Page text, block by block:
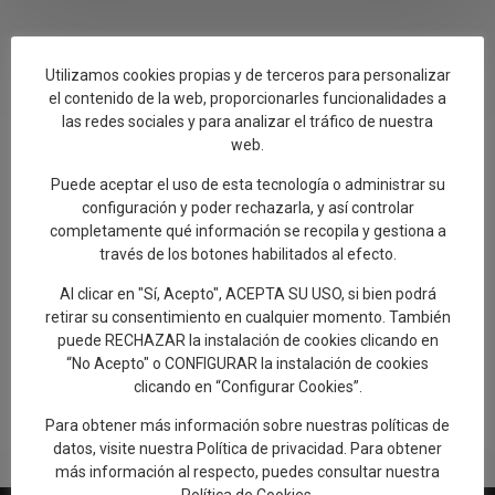
Conozca la Ruta de
Carlos V
Nuevo recurso turístico de Talavera
Utilizamos cookies propias y de terceros para personalizar
el contenido de la web, proporcionarles funcionalidades a
las redes sociales y para analizar el tráfico de nuestra
web.
Puede aceptar el uso de esta tecnología o administrar su
configuración y poder rechazarla, y así controlar
completamente qué información se recopila y gestiona a
través de los botones habilitados al efecto.
Al clicar en "Sí, Acepto", ACEPTA SU USO, si bien podrá
retirar su consentimiento en cualquier momento. También
puede RECHAZAR la instalación de cookies clicando en
“No Acepto" o CONFIGURAR la instalación de cookies
clicando en “Configurar Cookies”.
Para obtener más información sobre nuestras políticas de
datos, visite nuestra Política de privacidad. Para obtener
más información al respecto, puedes consultar nuestra